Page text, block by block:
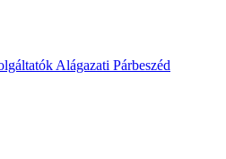
Alágazati Párbeszéd